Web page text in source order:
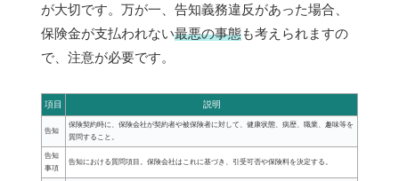
が大切です。万が一、告知義務違反があった場合、
保険金が支払われない最悪の事態も考えられますの
で、注意が必要です。
項目 説明
告知
保険契約時に、保険会社が契約者や被保険者に対して、健康状態、病歴、職業、趣味等を
質問すること。
告知
事項
告知における質問項目。保険会社はこれに基づき、引受可否や保険料を決定する。